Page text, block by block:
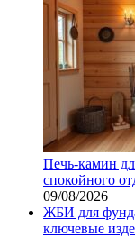
Печь-камин
спокойного
09/08/2026
ЖБИ для
ключевые